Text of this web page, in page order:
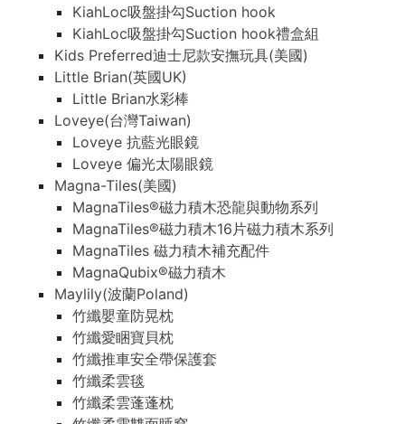
KiahLoc吸盤掛勾Suction hook
KiahLoc吸盤掛勾Suction hook禮盒組
Kids Preferred迪士尼款安撫玩具(美國)
Little Brian(英國UK)
Little Brian水彩棒
Loveye(台灣Taiwan)
Loveye 抗藍光眼鏡
Loveye 偏光太陽眼鏡
Magna-Tiles(美國)
MagnaTiles®磁力積木恐龍與動物系列
MagnaTiles®磁力積木16片磁力積木系列
MagnaTiles 磁力積木補充配件
MagnaQubix®磁力積木
Maylily(波蘭Poland)
竹纖嬰童防晃枕
竹纖愛睏寶貝枕
竹纖推車安全帶保護套
竹纖柔雲毯
竹纖柔雲蓬蓬枕